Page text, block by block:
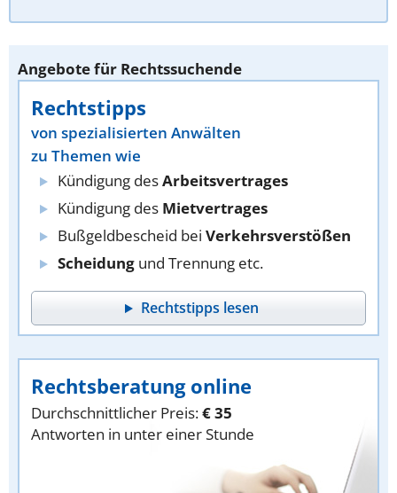
Angebote für Rechtssuchende
Rechtstipps
von spezialisierten Anwälten
zu Themen wie
Kündigung desArbeitsvertrages
Kündigung des Mietvertrages
Bußgeldbescheid bei Verkehrsverstößen
Scheidung und Trennung etc.
Rechtstipps lesen
Rechtsberatung online
Durchschnittlicher Preis:€ 35
Antworten in unter einer Stunde